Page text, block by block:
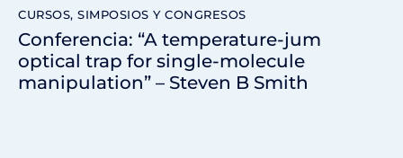
CURSOS, SIMPOSIOS Y CONGRESOS
Conferencia: “A temperature-jum
optical trap for single-molecule
manipulation” – Steven B Smith